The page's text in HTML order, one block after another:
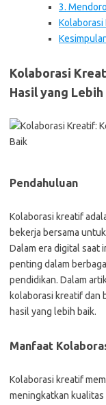
3.
Kolaborasi
Kolaborasi
Hasil yang
Pendahuluan
Kolaborasi kreatif
bekerja bersama
Dalam era digital saat
penting dalam
pendidikan. Dalam
kolaborasi kreatif dan
hasil yang lebih baik.
Manfaat
Kolaborasi kreatif
meningkatkan